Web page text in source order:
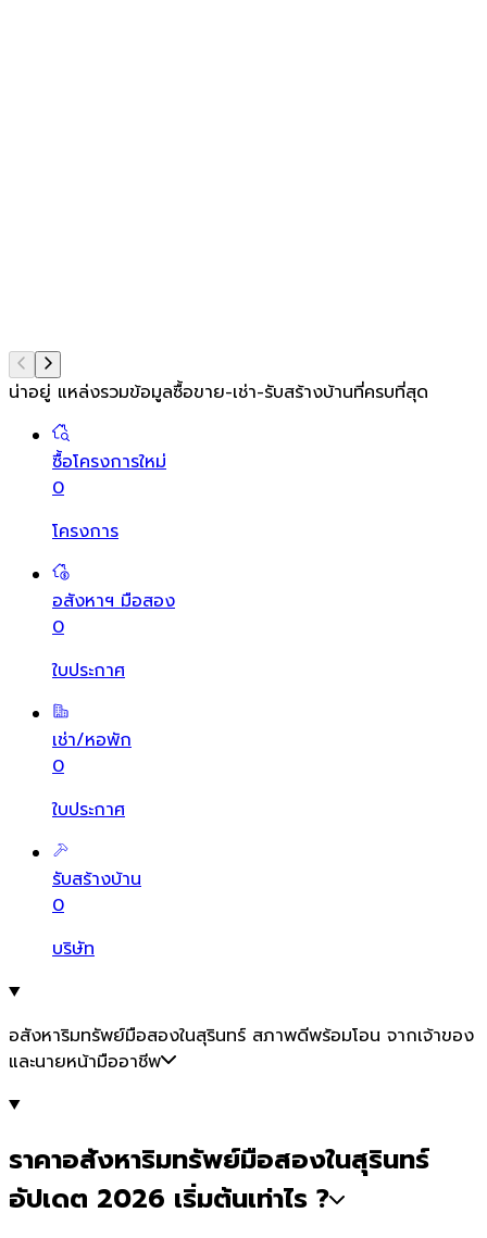
น่าอยู่ แหล่งรวมข้อมูลซื้อขาย-เช่า-รับสร้างบ้านที่ครบที่สุด
ซื้อโครงการใหม่
0
โครงการ
อสังหาฯ มือสอง
0
ใบประกาศ
เช่า/หอพัก
0
ใบประกาศ
รับสร้างบ้าน
0
บริษัท
อสังหาริมทรัพย์มือสองในสุรินทร์ สภาพดีพร้อมโอน จากเจ้าของ
และนายหน้ามืออาชีพ
ราคาอสังหาริมทรัพย์มือสองในสุรินทร์
อัปเดต 2026 เริ่มต้นเท่าไร ?